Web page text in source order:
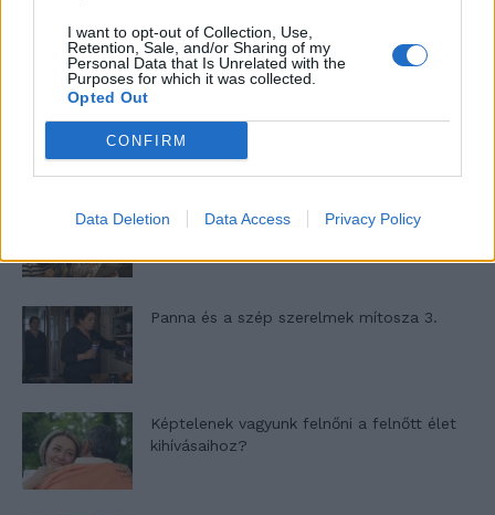
I want to opt-out of Collection, Use,
Retention, Sale, and/or Sharing of my
Personal Data that Is Unrelated with the
Purposes for which it was collected.
Opted Out
CONFIRM
Data Deletion Data Access Privacy Policy
Nyár, nevetés, anekdoták
Panna és a szép szerelmek mítosza 3.
Képtelenek vagyunk felnőni a felnőtt élet
kihívásaihoz?